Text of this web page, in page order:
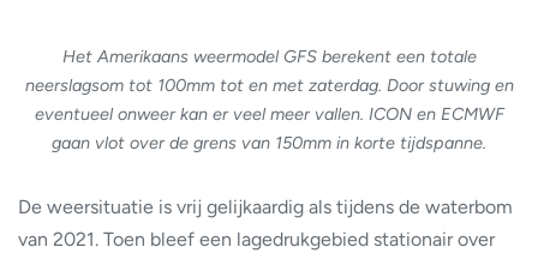
Het Amerikaans weermodel GFS berekent een totale
neerslagsom tot 100mm tot en met zaterdag. Door stuwing en
eventueel onweer kan er veel meer vallen. ICON en ECMWF
gaan vlot over de grens van 150mm in korte tijdspanne.
De weersituatie is vrij gelijkaardig als tijdens de waterbom
van 2021. Toen bleef een lagedrukgebied stationair over